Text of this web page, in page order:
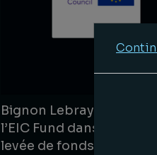
Bignon Lebray
l’EIC Fund dans le cadre
levée de fonds de